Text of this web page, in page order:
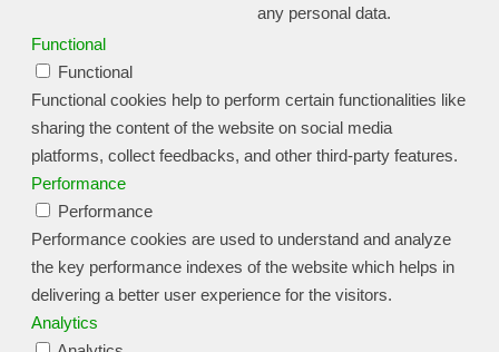
any personal data.
Functional
Functional
Functional cookies help to perform certain functionalities like
sharing the content of the website on social media
platforms, collect feedbacks, and other third-party features.
Performance
Performance
Performance cookies are used to understand and analyze
the key performance indexes of the website which helps in
delivering a better user experience for the visitors.
Analytics